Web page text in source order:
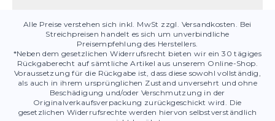
Alle Preise verstehen sich inkl. MwSt zzgl. Versandkosten. Bei
Streichpreisen handelt es sich um unverbindliche
Preisempfehlung des Herstellers.
*Neben dem gesetzlichen Widerrufsrecht bieten wir ein 30 tägiges
Rückgaberecht auf sämtliche Artikel aus unserem Online-Shop.
Voraussetzung für die Rückgabe ist, dass diese sowohl vollständig,
als auch in ihrem ursprünglichen Zustand unversehrt und ohne
Beschädigung und/oder Verschmutzung in der
Originalverkaufsverpackung zurückgeschickt wird. Die
gesetzlichen Widerrufsrechte werden hiervon selbstverständlich